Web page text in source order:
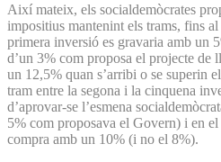
Així mateix, els socialdemòcrates
impositius mantenint els trams, fins
primera inversió es gravaria amb un
d’un 3% com proposa el projecte de
un 12,5% quan s’arribi o se superin
tram entre la segona i la cinquena
d’aprovar-se l’esmena
5% com proposava el Govern) i en
compra amb un 10% (i no el 8%).